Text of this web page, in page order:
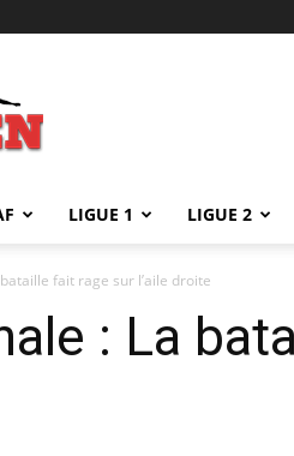
LIGUE 1 LIGUE 2
fait rage sur l’aile droite
: La